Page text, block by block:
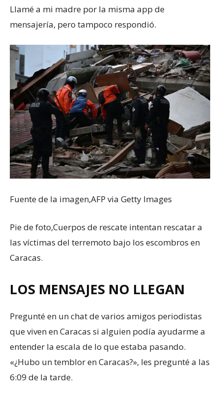
Llamé a mi madre por la misma app de
mensajería, pero tampoco respondió.
Fuente de la imagen,AFP via Getty Images
Pie de foto,Cuerpos de rescate intentan rescatar a
las víctimas del terremoto bajo los escombros en
Caracas.
LOS MENSAJES NO LLEGAN
Pregunté en un chat de varios amigos periodistas
que viven en Caracas si alguien podía ayudarme a
entender la escala de lo que estaba pasando.
«¿Hubo un temblor en Caracas?», les pregunté a las
6:09 de la tarde.